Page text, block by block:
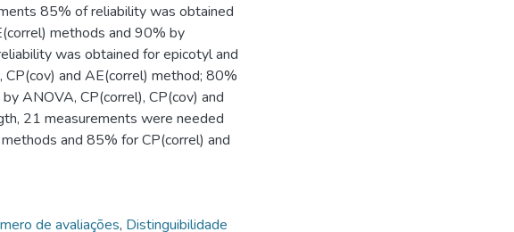
85% of reliability was obtained
methods and 90% by
was obtained for epicotyl and
and AE(correl) method; 80%
ANOVA, CP(correl), CP(cov) and
21 measurements were needed
and 85% for CP(correl) and
de avaliações, Distinguibilidade